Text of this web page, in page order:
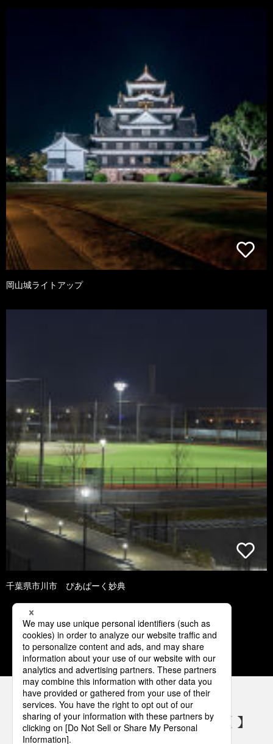
岡山城ライトアップ
千葉県市川市 ぴあぱーく妙典
1 2 3 4 5
パナソニックの電気設備 SNSアカウント